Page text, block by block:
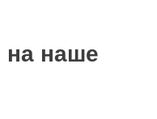
на наше